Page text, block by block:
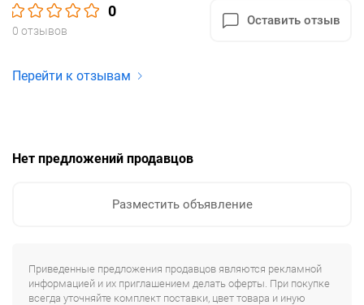
0
0 отзывов
Оставить отзыв
Перейти к отзывам
Нет предложений продавцов
Разместить объявление
Приведенные предложения продавцов являются рекламной
информацией и их приглашением делать оферты. При покупке
всегда уточняйте комплект поставки, цвет товара и иную